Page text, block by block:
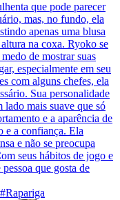
que pode parecer
mas, no fundo, ela
apenas uma blusa
na coxa. Ryoko se
de mostrar suas
especialmente em seu
com alguns chefes, ela
Sua personalidade
lado mais suave que só
e a aparência de
e a confiança. Ela
e não se preocupa
seus hábitos de jogo e
que gosta de